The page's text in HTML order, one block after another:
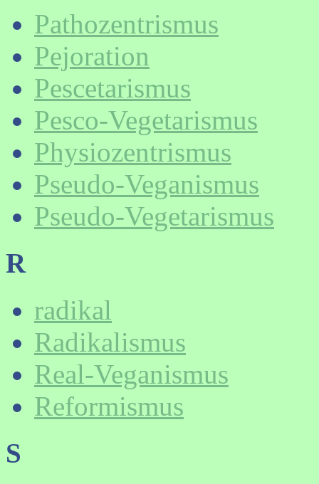
Pathozentrismus
Pejoration
Pescetarismus
Pesco-Vegetarismus
Physiozentrismus
Pseudo-Veganismus
Pseudo-Vegetarismus
R
radikal
Radikalismus
Real-Veganismus
Reformismus
S